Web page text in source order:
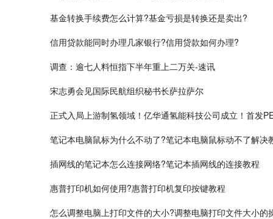
​基金转换手续费怎么计算?基金亏损是转换还是卖出?
信用贷款能同时办理几家银行?信用贷款如何办理?
调查：逾七人料恒指下半年重上二万关-速讯
宋志勇会见国际民航组织秘书长萨拉萨尔
正式入局上游制氢领域！亿华通氢能科技公司成立！首发
笔记本电脑鼠标为什么不动了?笔记本电脑鼠标动不了解决
插网线的笔记本怎么连接网络?笔记本插网线的连接教程
​惠普打印机如何使用?惠普打印机复印按键教程
怎么调整电脑上打印文件的大小?调整电脑打印文件大小的